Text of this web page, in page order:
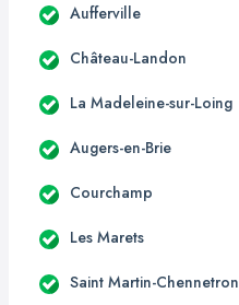
Aufferville
Château-Landon
La Madeleine-sur-Loing
Augers-en-Brie
Courchamp
Les Marets
Saint Martin-Chennetron